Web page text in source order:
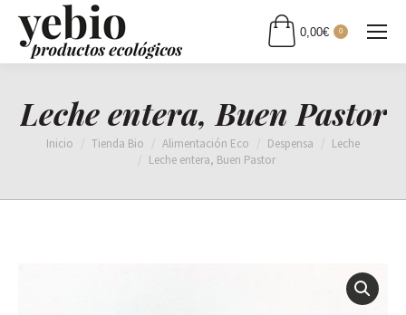
0,00€ 0
Leche entera, Buen Pastor
Estás aquí:
Inicio Tienda Bio Alimentación Eco Despensa
Leche
Leche entera, Buen Pastor